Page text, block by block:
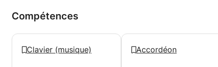
Compétences
Clavier (musique) Accordéon